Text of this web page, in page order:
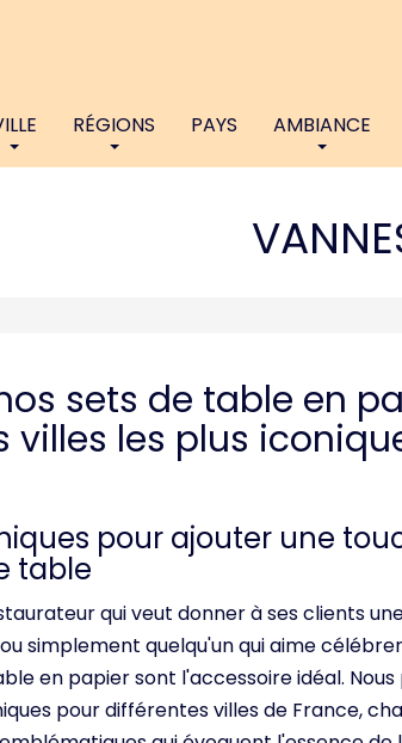
RÉGIONS PAYS AMBIANCE
sets de table en
villes les plus
pour ajouter une
table
qui veut donner à ses clients
simplement quelqu'un qui aime
en papier sont l'accessoire idéal.
pour différentes villes de France,